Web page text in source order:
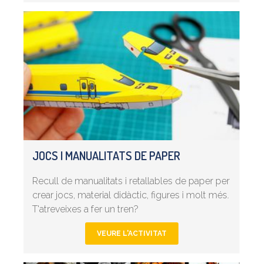
JOCS I MANUALITATS DE PAPER
Recull de manualitats i retallables de paper per
crear jocs, material didàctic, figures i molt més.
T'atreveixes a fer un tren?
VEURE L'ACTIVITAT